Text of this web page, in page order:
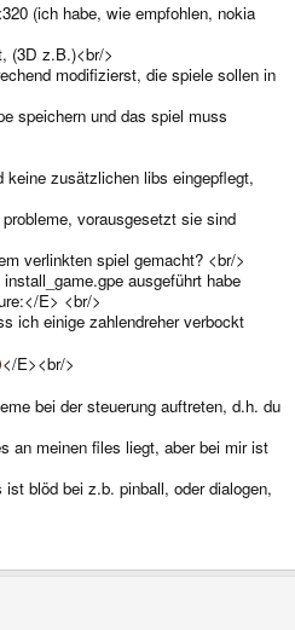
(ich habe, wie empfohlen, nokia
(3D z.B.)<br/>
modifizierst, die spiele sollen in
speichern und das spiel muss
zusätzlichen libs eingepflegt,
vorausgesetzt sie sind
verlinkten spiel gemacht? <br/>
ausgeführt habe
E> <br/>
ich einige zahlendreher verbockt
</E><br/>
bei der steuerung auftreten, d.h. du
an meinen files liegt, aber bei mir ist
blöd bei z.b. pinball, oder dialogen,